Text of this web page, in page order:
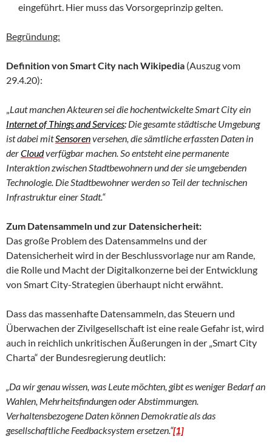
eingeführt. Hier muss das Vorsorgeprinzip gelten.
Begründung:
Definition von Smart City nach Wikipedia (Auszug vom
29.4.20):
Laut manchen Akteuren sei die hochentwickelte Smart City ein
Internet of Things and Services: Die gesamte städtische Umgebung
ist dabei mitSensorenversehen, die sämtliche erfassten Daten in
derCloudverfügbar machen. So entsteht eine permanente
Interaktion zwischen Stadtbewohnern und der sie umgebenden
Technologie. Die Stadtbewohner werden so Teil der technischen
Infrastruktur einer Stadt.“
Zum Datensammeln und zur Datensicherheit:
Das große Problem des Datensammelns und der
Datensicherheit wird in der Beschlussvorlage nur am Rande,
die Rolle und Macht der Digitalkonzerne bei der Entwicklung
von Smart City-Strategien überhaupt nicht erwähnt.
Dass das massenhafte Datensammeln, das Steuern und
Überwachen der Zivilgesellschaft ist eine reale Gefahr ist, wird
auch in reichlich unkritischen Äußerungen in der „Smart City
Charta“ der Bundesregierung deutlich:
„Da wir genau wissen, was Leute möchten, gibt es weniger Bedarf an
Wahlen, Mehrheitsfindungen oder Abstimmungen.
Verhaltensbezogene Daten können Demokratie als das
gesellschaftliche Feedbacksystem ersetzen.“[1]